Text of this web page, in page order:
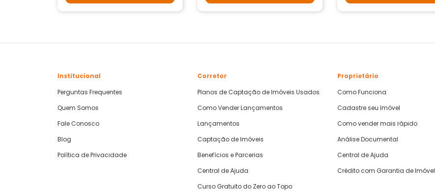
Institucional
Perguntas Frequentes
Quem Somos
Fale Conosco
Blog
Política de Privacidade
Corretor
Planos de Captação de Imóveis Usados
Como Vender Lançamentos
Lançamentos
Captação de Imóveis
Benefícios e Parcerias
Central de Ajuda
Curso Gratuito do Zero ao Topo
Proprietário
Como Funciona
Cadastre seu Imóvel
Como vender mais rápido
Análise Documental
Central de Ajuda
Crédito com Garantia de Imóvel